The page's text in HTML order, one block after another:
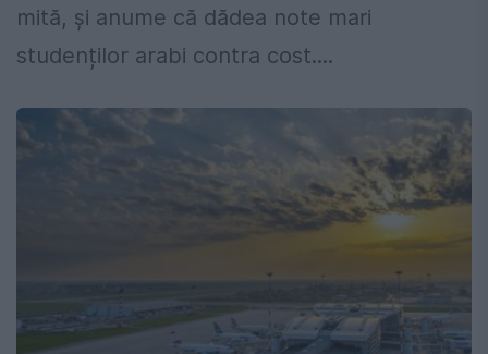
mită, și anume că dădea note mari
studenților arabi contra cost....